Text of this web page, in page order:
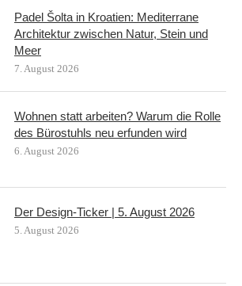
Padel Šolta in Kroatien: Mediterrane
Architektur zwischen Natur, Stein und
Meer
7. August 2026
Wohnen statt arbeiten? Warum die Rolle
des Bürostuhls neu erfunden wird
6. August 2026
Der Design-Ticker | 5. August 2026
5. August 2026